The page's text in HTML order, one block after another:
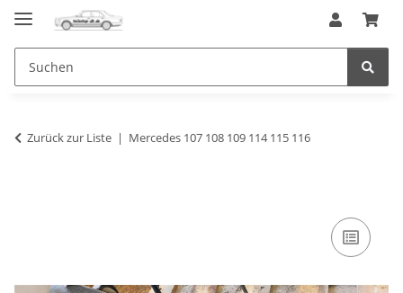
Zurück zur Liste Mercedes 107 108 109 114 115 116